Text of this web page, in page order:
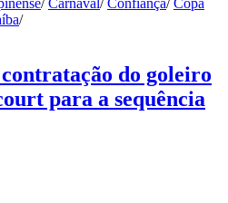
/
do goleiro
para a sequência